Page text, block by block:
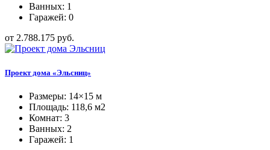
Ванных: 1
Гаражей: 0
от 2.788.175 руб.
Проект дома «Эльсниц»
Размеры: 14×15 м
Площадь: 118,6 м2
Комнат: 3
Ванных: 2
Гаражей: 1